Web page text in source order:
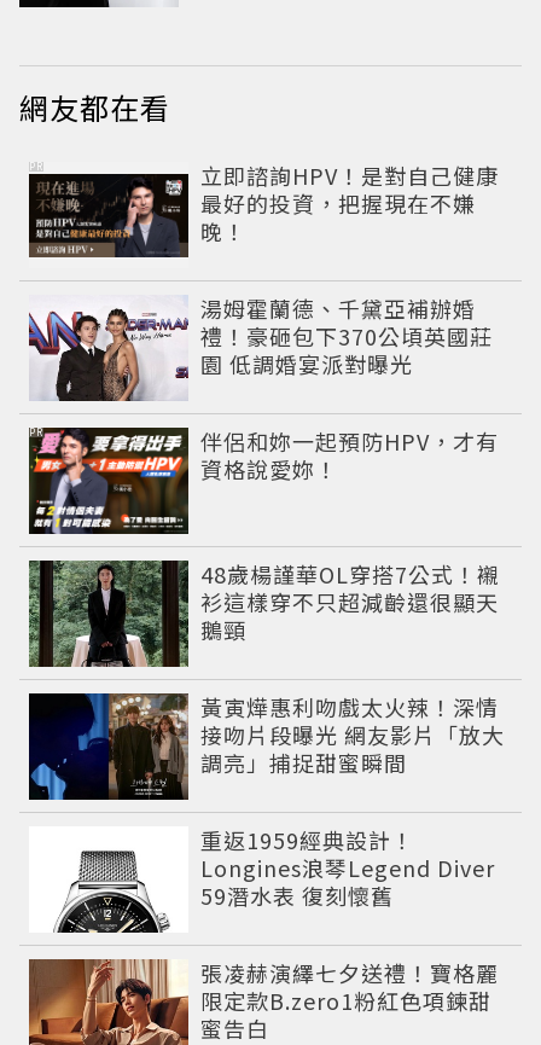
網友都在看
立即諮詢HPV！是對自己健康
最好的投資，把握現在不嫌
晚！
PR
湯姆霍蘭德、千黛亞補辦婚
禮！豪砸包下370公頃英國莊
園 低調婚宴派對曝光
伴侶和妳一起預防HPV，才有
資格說愛妳！
PR
48歲楊謹華OL穿搭7公式！襯
衫這樣穿不只超減齡還很顯天
鵝頸
黃寅燁惠利吻戲太火辣！深情
接吻片段曝光 網友影片「放大
調亮」捕捉甜蜜瞬間
重返1959經典設計！
Longines浪琴Legend Diver
59潛水表 復刻懷舊
張凌赫演繹七夕送禮！寶格麗
限定款B.zero1粉紅色項鍊甜
蜜告白